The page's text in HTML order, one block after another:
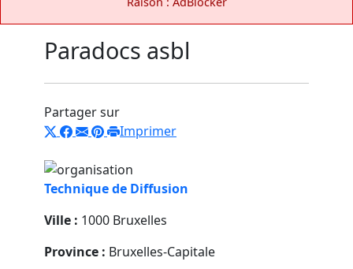
Paradocs asbl
Partager sur
Imprimer
Technique de Diffusion
Ville : 1000 Bruxelles
Province : Bruxelles-Capitale